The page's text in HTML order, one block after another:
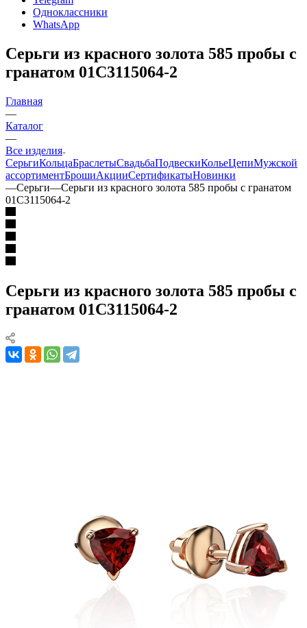
Одноклассники
WhatsApp
Серьги из красного золота 585 пробы с
гранатом 01С3115064-2
Главная
—
Каталог
—
Все изделия
СерьгиКольцаБраслетыСвадьбаПодвескиКольеЦепиМужской
ассортиментБрошиАкцииСертификатыНовинки
—Серьги—Серьги из красного золота 585 пробы с гранатом
01С3115064-2
Серьги из красного золота 585 пробы с
гранатом 01С3115064-2